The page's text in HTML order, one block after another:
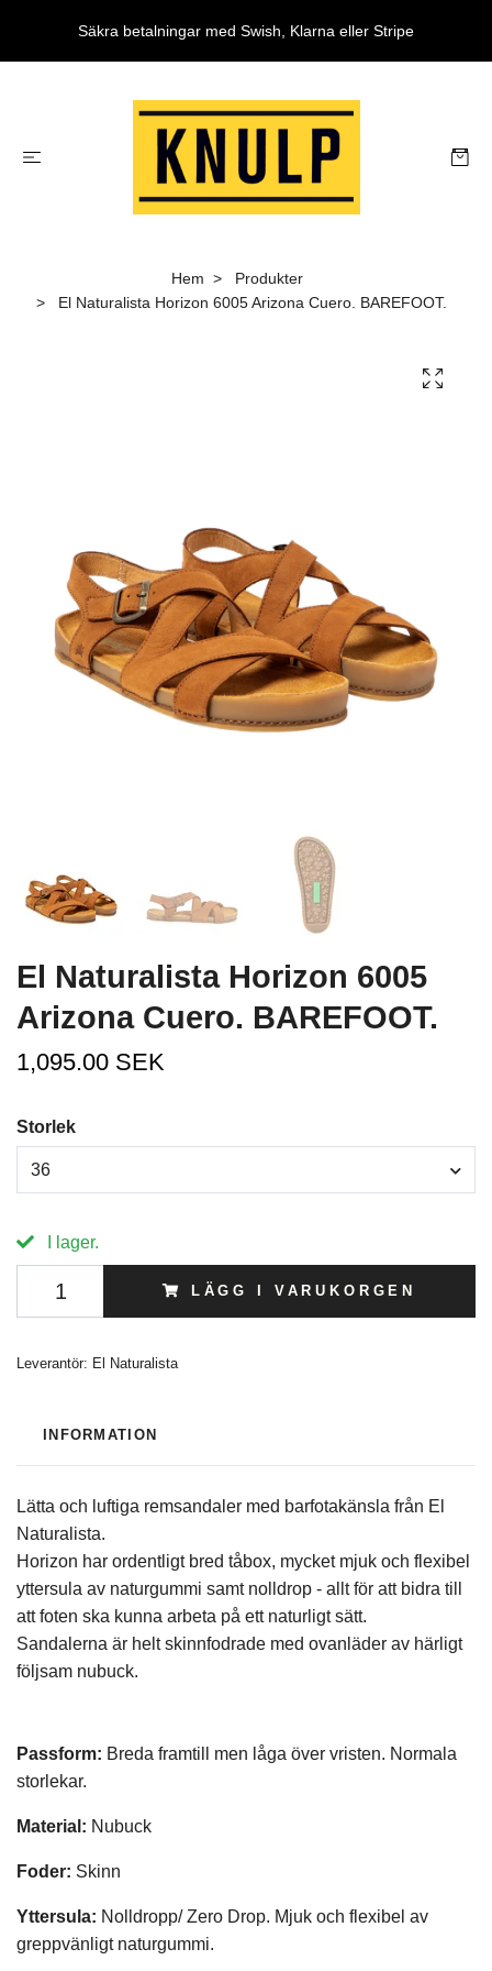
Säkra betalningar med Swish, Klarna eller Stripe
Hem
Produkter
El Naturalista Horizon 6005 Arizona Cuero. BAREFOOT.
El Naturalista Horizon 6005
Arizona Cuero. BAREFOOT.
1,095.00 SEK
Storlek
36
I lager.
LÄGG I VARUKORGEN
Leverantör: El Naturalista
INFORMATION
Lätta och luftiga remsandaler med barfotakänsla från El
Naturalista.
Horizon har ordentligt bred tåbox, mycket mjuk och flexibel
yttersula av naturgummi samt nolldrop - allt för att bidra till
att foten ska kunna arbeta på ett naturligt sätt.
Sandalerna är helt skinnfodrade med ovanläder av härligt
följsam nubuck.
Passform: Breda framtill men låga över vristen. Normala
storlekar.
Material: Nubuck
Foder: Skinn
Yttersula: Nolldropp/ Zero Drop. Mjuk och flexibel av
greppvänligt naturgummi.